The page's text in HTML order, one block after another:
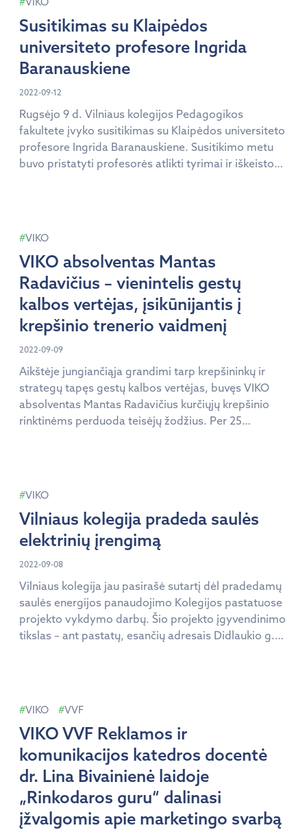
apie Kolegijos paslaugas – biblioteką, sporto
treniruoklių […]
Susitikimas su Klaipėdos
universiteto profesore Ingrida
Baranauskiene
2022-09-12
Rugsėjo 9 d. Vilniaus kolegijos Pedagogikos
fakultete įvyko susitikimas su Klaipėdos universiteto
profesore Ingrida Baranauskiene. Susitikimo metu
buvo pristatyti profesorės atlikti tyrimai ir iškeistos
kai įstatymus ir praktiką veikia įvairios aplinkos ir
kontekstai, aktualūs […]
VIKO
VIKO absolventas Mantas
Radavičius – vienintelis gestų
kalbos vertėjas, įsikūnijantis į
krepšinio trenerio vaidmenį
2022-09-09
Aikštėje jungiančiąja grandimi tarp krepšininkų ir
strategų tapęs gestų kalbos vertėjas, buvęs VIKO
absolventas Mantas Radavičius kurčiųjų krepšinio
rinktinėms perduoda teisėjų žodžius. Per 25
asociacijai vadovavusią Ramunę […]
VIKO
Vilniaus kolegija pradeda saulės
elektrinių įrengimą
2022-09-08
Vilniaus kolegija jau pasirašė sutartį dėl pradedamų
saulės energijos panaudojimo Kolegijos pastatuose
projekto vykdymo darbų. Šio projekto įgyvendinimo
tikslas – ant pastatų, esančių adresais Didlaukio g.
[…]
VIKO VVF
VIKO VVF Reklamos ir
komunikacijos katedros docentė
dr. Lina Bivainienė laidoje
„Rinkodaros guru“ dalinasi
įžvalgomis apie marketingo svarbą